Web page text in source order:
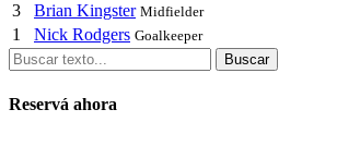
3 Brian Kingster Midfielder
1 Nick Rodgers Goalkeeper
Buscar
Reservá ahora